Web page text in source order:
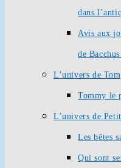
dans
Avis aux
de
L’univers de
Tommy le
L’univers de
Les bêtes
Qui sont